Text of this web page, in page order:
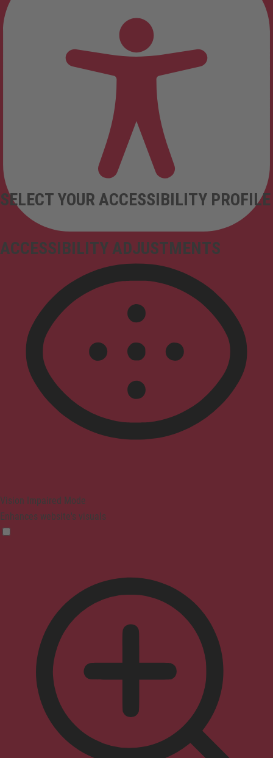
ACCESSIBILITY ADJUSTMENTS
SELECT YOUR ACCESSIBILITY PROFILE
Vision Impaired Mode
Enhances website's visuals